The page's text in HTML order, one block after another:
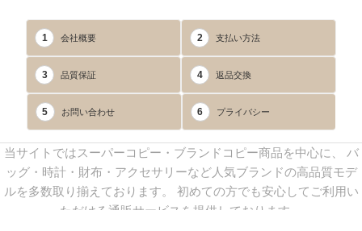
1 会社概要 2 支払い方法
3 品質保証 4 返品交換
5 お問い合わせ 6 プライバシー
当サイトではスーパーコピー・ブランドコピー商品を中心に、 バ
ッグ・時計・財布・アクセサリーなど人気ブランドの高品質モデ
ルを多数取り揃えております。 初めての方でも安心してご利用い
ただける通販サービスを提供しております。